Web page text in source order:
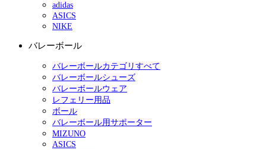
adidas
ASICS
NIKE
バレーボール
バレーボールカテゴリすべて
バレーボールシューズ
バレーボールウェア
レフェリー用品
ボール
バレーボール用サポーター
MIZUNO
ASICS